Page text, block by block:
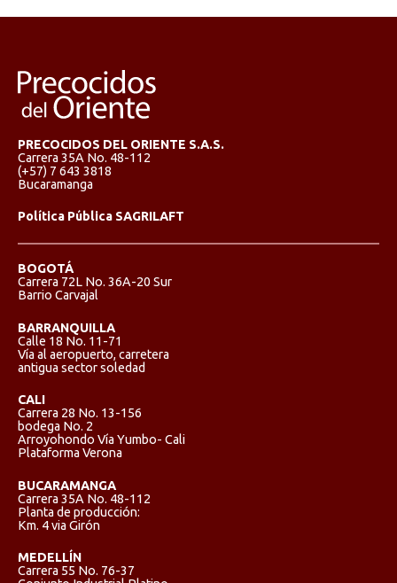
PRECOCIDOS DEL ORIENTE S.A.S.
Carrera 35A No. 48-112
(+57) 7 643 3818
Bucaramanga
Política Pública SAGRILAFT
BOGOTÁ
Carrera 72L No. 36A-20 Sur
Barrio Carvajal
BARRANQUILLA
Calle 18 No. 11-71
Vía al aeropuerto, carretera
antigua sector soledad
CALI
Carrera 28 No. 13-156
bodega No. 2
Arroyohondo Vía Yumbo- Cali
Plataforma Verona
BUCARAMANGA
Carrera 35A No. 48-112
Planta de producción:
Km. 4 via Girón
MEDELLÍN
Carrera 55 No. 76-37